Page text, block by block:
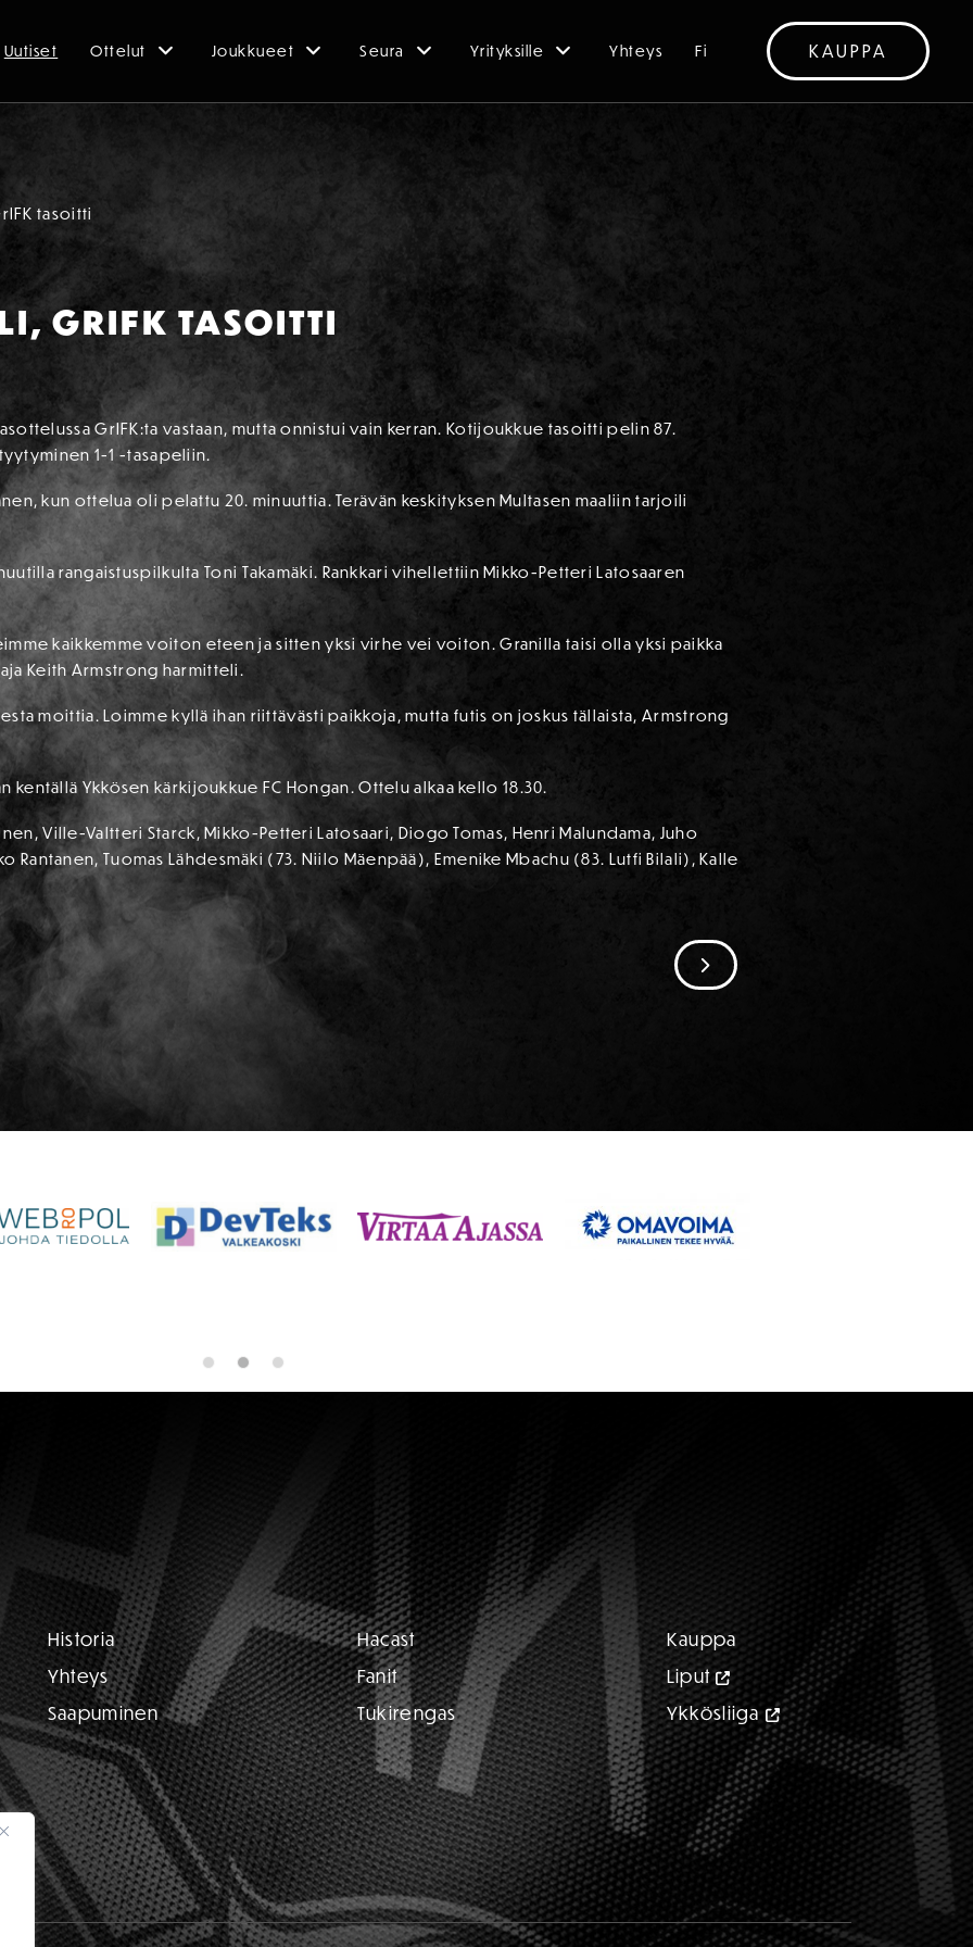
Uutiset Ottelut Joukkueet Seura Yrityksille Yhteys Fi KAUPPA
tasoitti
GRIFK TASOITTI
GrIFK:ta vastaan, mutta onnistui vain kerran. Kotijoukkue tasoitti pelin 87.
1-1 -tasapeliin.
kun ottelua oli pelattu 20. minuuttia. Terävän keskityksen Multasen maaliin tarjoili
rangaistuspilkulta Toni Takamäki. Rankkari vihellettiin Mikko-Petteri Latosaaren
kaikkemme voiton eteen ja sitten yksi virhe vei voiton. Granilla taisi olla yksi paikka
Keith Armstrong harmitteli.
moittia. Loimme kyllä ihan riittävästi paikkoja, mutta futis on joskus tällaista, Armstrong
kentällä Ykkösen kärkijoukkue FC Hongan. Ottelu alkaa kello 18.30.
Ville-Valtteri Starck, Mikko-Petteri Latosaari, Diogo Tomas, Henri Malundama, Juho
Rantanen, Tuomas Lähdesmäki (73. Niilo Mäenpää), Emenike Mbachu (83. Lutfi Bilali), Kalle
SIIRRY SEURAAVAAN
Historia
Yhteys
Saapuminen
Hacast
Fanit
Tukirengas
Kauppa
Liput
Ykkösliiga